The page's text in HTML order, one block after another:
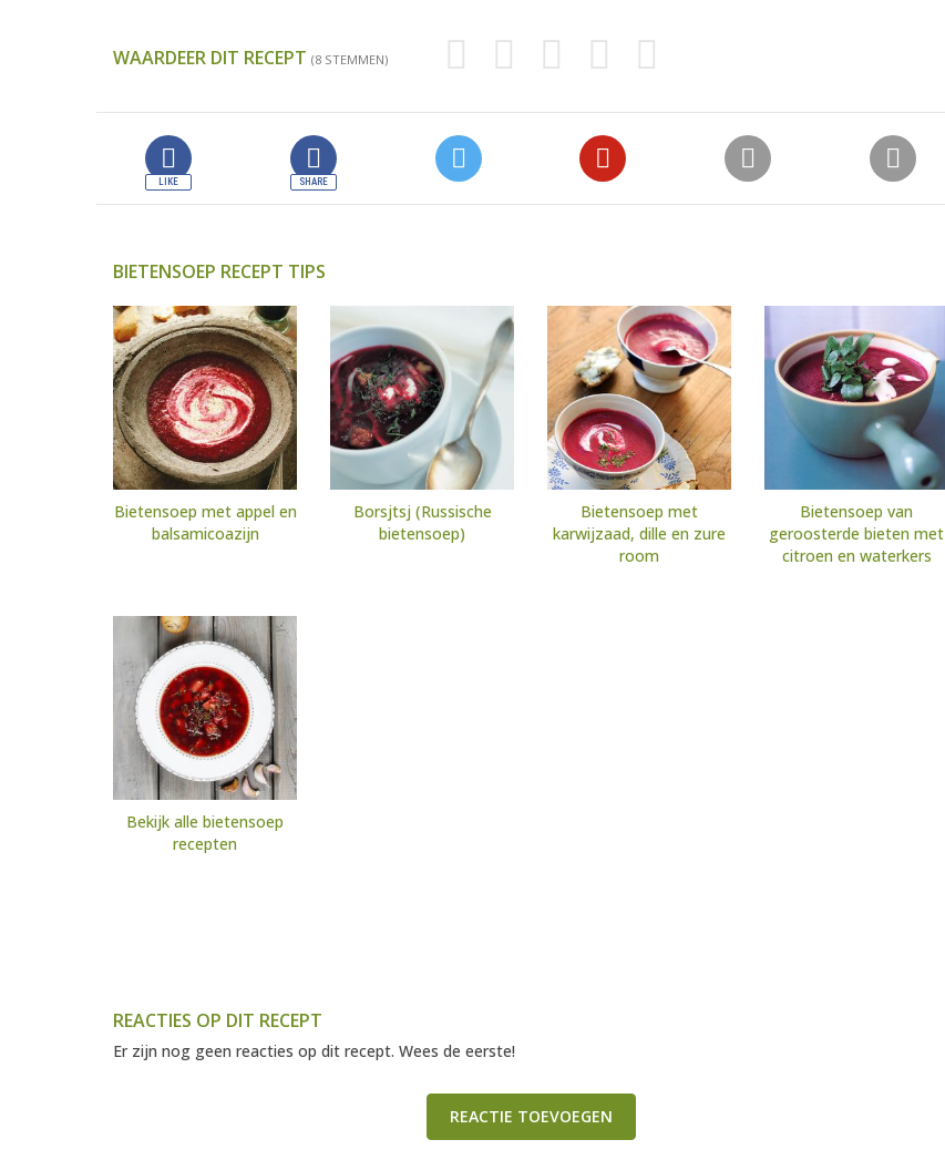
WAARDEER DIT RECEPT (8 STEMMEN)
BIETENSOEP RECEPT TIPS
Bietensoep met appel en
balsamicoazijn
Borsjtsj (Russische
bietensoep)
Bietensoep met
karwijzaad, dille en zure
room
Bietensoep van
geroosterde bieten met
citroen en waterkers
Bekijk alle bietensoep
recepten
REACTIES OP DIT RECEPT
Er zijn nog geen reacties op dit recept. Wees de eerste!
REACTIE TOEVOEGEN